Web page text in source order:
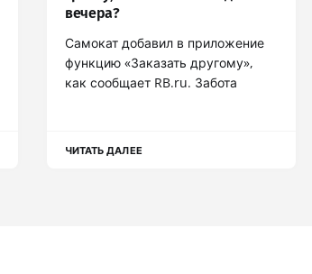
вечера?
Самокат добавил в приложение
функцию «Заказать другому»,
как сообщает RB.ru. Забота
ЧИТАТЬ ДАЛЕЕ